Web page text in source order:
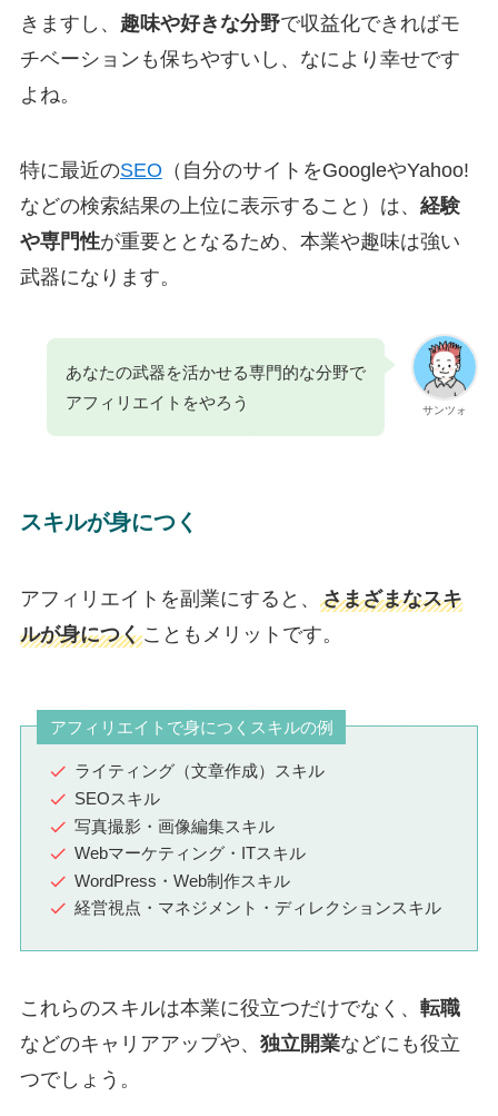
きますし、 趣味や好きな分野で収益化できればモ
チベーションも保ちやすいし、なにより幸せです
よね。
特に最近のSEO （自分のサイトをGoogleやYahoo!
などの検索結果の上位に表示すること）は、 経験
や専門性が重要ととなるため、本業や趣味は強い
武器になります。
サンツォ
あなたの武器を活かせる専門的な分野で
アフィリエイトをやろう
スキルが身につく
アフィリエイトを副業にすると、 さまざまなスキ
ルが身につくこともメリットです。
アフィリエイトで身につくスキルの例
ライティング（文章作成）スキル
SEOスキル
写真撮影・画像編集スキル
Webマーケティング・ITスキル
WordPress・Web制作スキル
経営視点・マネジメント・ディレクションスキル
これらのスキルは本業に役立つだけでなく、 転職
などのキャリアアップや、 独立開業などにも役立
つでしょう。